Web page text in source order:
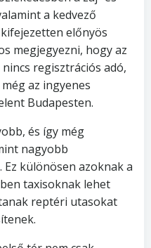
a kedvező
előnyös
megjegyezni, hogy az
regisztrációs adó,
az ingyenes
Budapesten.
és így még
nagyobb
különösen azoknak a
taxisoknak lehet
reptéri utasokat